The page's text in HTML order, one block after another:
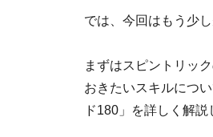
では、今回はもう少
まずはスピントリッ
おきたいスキルにつ
ド180」を詳しく解説